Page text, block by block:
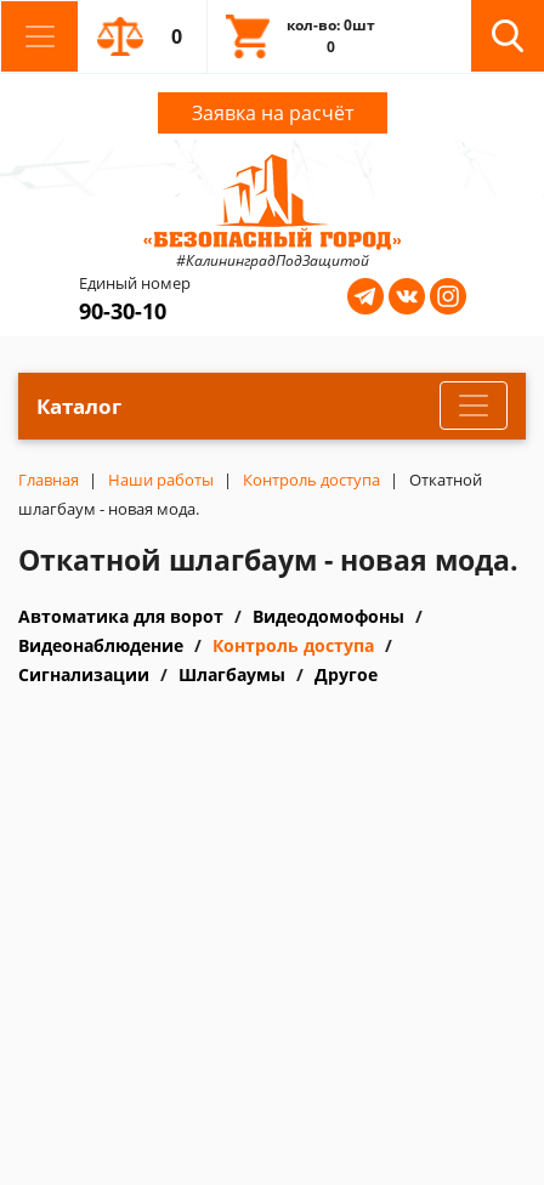
0
кол-во: 0шт
0
Заявка на расчёт
#КалининградПодЗащитой
Единый номер
90-30-10
Каталог
Главная Наши работы Контроль доступа
Откатной
шлагбаум - новая мода.
Откатной шлагбаум - новая мода.
Автоматика для ворот
Видеодомофоны
Видеонаблюдение
Контроль доступа
Сигнализации
Шлагбаумы Другое